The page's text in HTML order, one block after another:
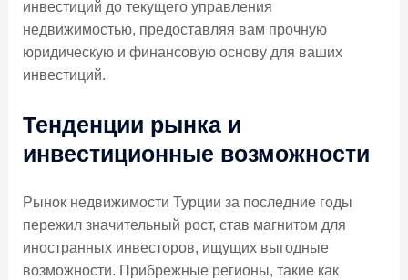
инвестиций до текущего управления
недвижимостью, предоставляя вам прочную
юридическую и финансовую основу для ваших
инвестиций.
Тенденции рынка и
инвестиционные возможности
Рынок недвижимости Турции за последние годы
пережил значительный рост, став магнитом для
иностранных инвесторов, ищущих выгодные
возможности. Прибрежные регионы, такие как